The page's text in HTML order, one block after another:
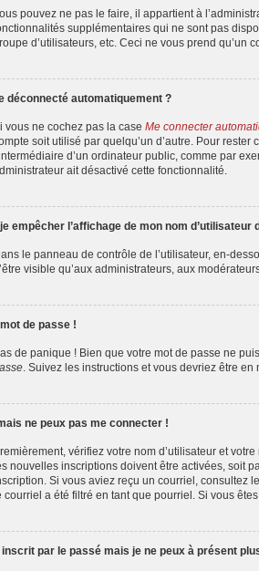
pouvez ne pas le faire, il appartient à
supplémentaires qui ne sont pas
d’utilisateurs, etc. Ceci ne vous prend qu’un
déconnecté automatiquement ?
vous ne cochez pas la case Me connecter
soit utilisé par quelqu’un d’autre. Pour
d’un ordinateur public, comme par
ait désactivé cette fonctionnalité.
empêcher l’affichage de mon nom
le panneau de contrôle de l’utilisateur, en-
visible qu’aux administrateurs, aux
de passe !
de panique ! Bien que votre mot de passe ne
. Suivez les instructions et vous devriez être
ne peux pas me connecter !
vérifiez votre nom d’utilisateur et
nouvelles inscriptions doivent être activées, soit
Si vous aviez reçu un courriel, consultez
courriel a été filtré en tant que pourriel. Si vous
inscrit par le passé mais je ne peux à présent